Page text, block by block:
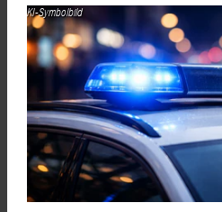
KI-Symbolbild